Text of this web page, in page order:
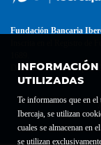
UTILIZADAS
Te informamos que en
Ibercaja, se utilizan
cuales se almacenan en
se utilizan
Fundación Bancaria
Domicilio social: Joaquín